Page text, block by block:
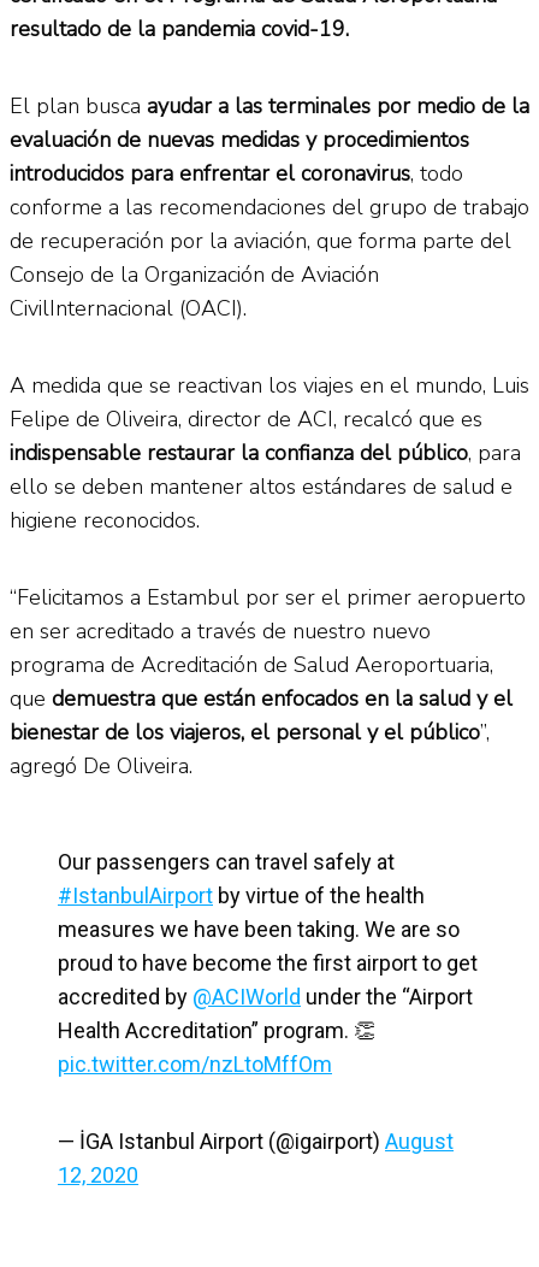
resultado de la pandemia covid-19.
El plan busca ayudar a las terminales por medio de la
evaluación de nuevas medidas y procedimientos
introducidos para enfrentar el coronavirus, todo
conforme a las recomendaciones del grupo de trabajo
de recuperación por la aviación, que forma parte del
Consejo de la Organización de Aviación
CivilInternacional (OACI).
A medida que se reactivan los viajes en el mundo, Luis
Felipe de Oliveira, director de ACI, recalcó que es
indispensable restaurar la confianza del público, para
ello se deben mantener altos estándares de salud e
higiene reconocidos.
“Felicitamos a Estambul por ser el primer aeropuerto
en ser acreditado a través de nuestro nuevo
programa de Acreditación de Salud Aeroportuaria,
que demuestra que están enfocados en la salud y el
bienestar de los viajeros, el personal y el público”,
agregó De Oliveira.
Our passengers can travel safely at
#IstanbulAirport by virtue of the health
measures we have been taking. We are so
proud to have become the first airport to get
accredited by @ACIWorld under the “Airport
Health Accreditation” program. 👏
pic.twitter.com/nzLtoMffOm
— İGA Istanbul Airport (@igairport) August
12, 2020